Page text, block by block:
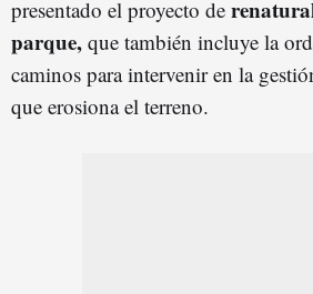
presentado el proyecto de
parque, que también incluye la
caminos para intervenir en la
que erosiona el terreno.